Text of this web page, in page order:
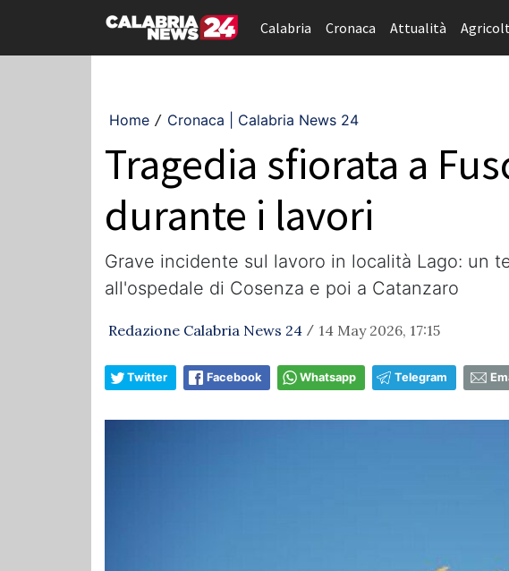
Calabria Cronaca Attualità
Home / Cronaca | Calabria News 24
Tragedia sfiorata a
durante i lavori
​Grave incidente sul lavoro in località Lago: un
all'ospedale di Cosenza e poi a Catanzaro
Redazione Calabria News 24 / 14 May 2026, 17:15
Twitter Facebook Whatsapp Telegram